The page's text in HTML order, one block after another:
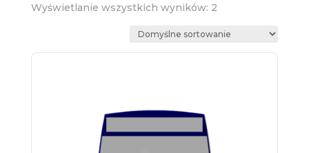
Wyświetlanie wszystkich wyników: 2